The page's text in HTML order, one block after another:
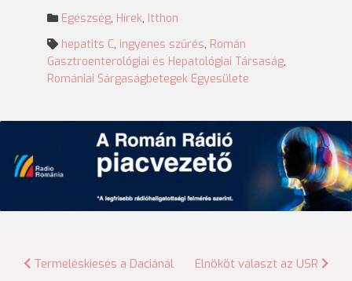
Egészség, Hírek, Itthon
hepatits C, ingyenes szűrés, Román
Gasztroenterológiai és Hepatológiai Társaság,
Romániai Sárgaságbetegek Egyesülete
Bejegyzés
Termeléskiesés a Daciánál Elnököt választ az USR